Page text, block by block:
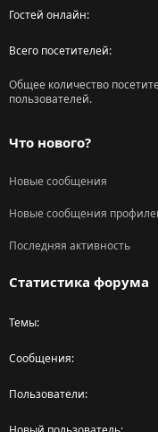
Гостей онлайн
Всего посетителей
Общее количество
пользователей.
Что нового?
Новые сообщения
Новые сообщения
Последняя активность
Статистика форума
Темы
Сообщения
Пользователи